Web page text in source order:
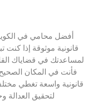
أفضل محامي في
قانونية موثوقة إذا
لمساعدتك في قضاياك
فأنت في المكان
قانونية واسعة تغطي
لتحقيق العدالة